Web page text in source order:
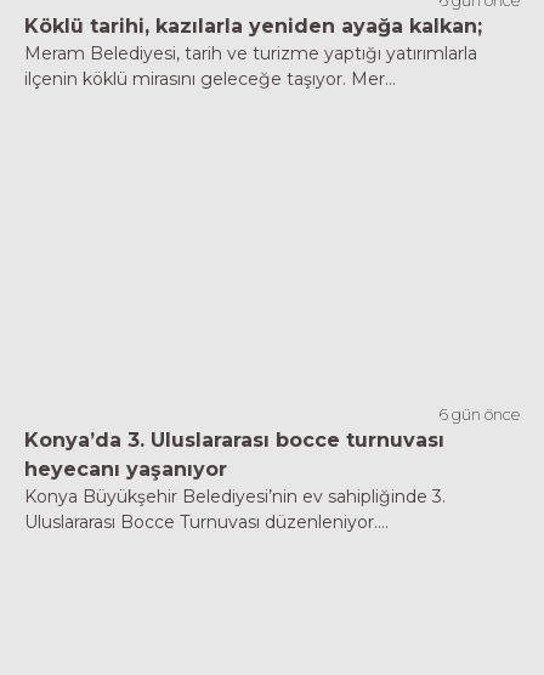
Köklü tarihi, kazılarla yeniden ayağa kalkan;
Meram Belediyesi, tarih ve turizme yaptığı yatırımlarla
ilçenin köklü mirasını geleceğe taşıyor. Mer...
6 gün önce
Konya’da 3. Uluslararası bocce turnuvası
heyecanı yaşanıyor
Konya Büyükşehir Belediyesi’nin ev sahipliğinde 3.
Uluslararası Bocce Turnuvası düzenleniyor....